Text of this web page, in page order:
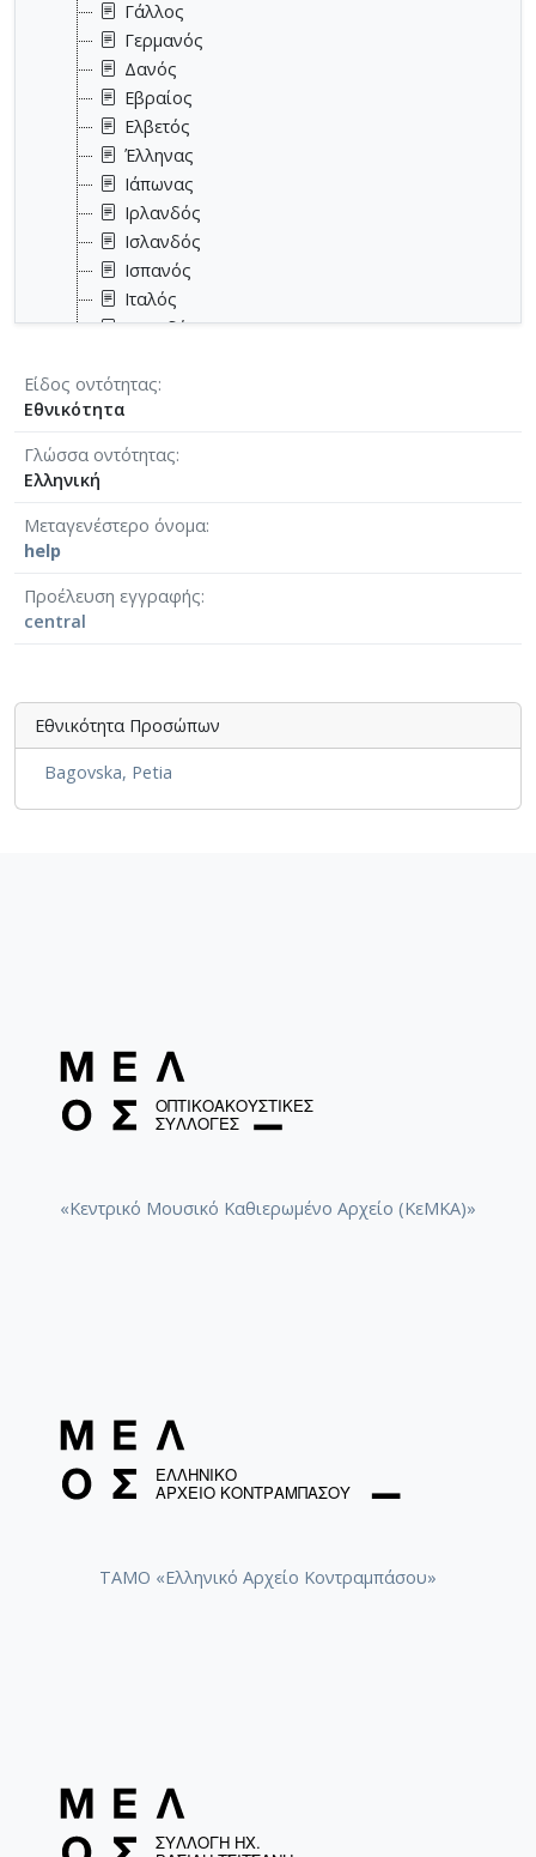
Γάλλος
Γερμανός
Δανός
Εβραίος
Ελβετός
Έλληνας
Ιάπωνας
Ιρλανδός
Ισλανδός
Ισπανός
Ιταλός
Καναδός
Κύπριος
Ουκρανός
Ρουμάνος
Σουηδός
Φινλανδός
Είδος οντότητας
Εθνικότητα
Γλώσσα οντότητας
Ελληνική
Μεταγενέστερο όνομα
help
Προέλευση εγγραφής
central
Εθνικότητα Προσώπων
Bagovska, Petia
«Κεντρικό Μουσικό Καθιερωμένο Αρχείο (ΚεΜΚΑ)»
ΤΑΜΟ «Ελληνικό Αρχείο Κοντραμπάσου»